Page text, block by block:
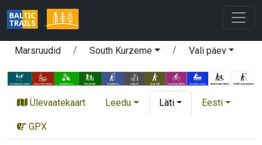
Marsruudid South Kurzeme Vali päev
Ülevaatekaart Leedu Läti Eesti
GPX